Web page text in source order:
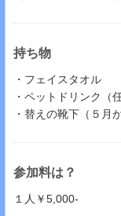
持ち物
・フェイスタオル
・ペットドリンク（
・替えの靴下（５月
参加料は？
１人￥5,000-